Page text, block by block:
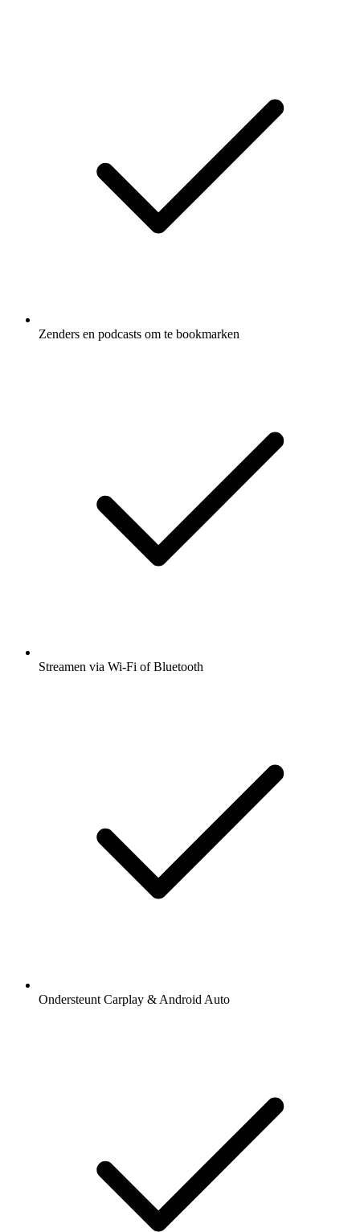
Zenders en podcasts om te bookmarken
Streamen via Wi-Fi of Bluetooth
Ondersteunt Carplay & Android Auto